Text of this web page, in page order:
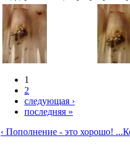
1
2
следующая ›
последняя »
‹ Пополнение - это хорошо! ...